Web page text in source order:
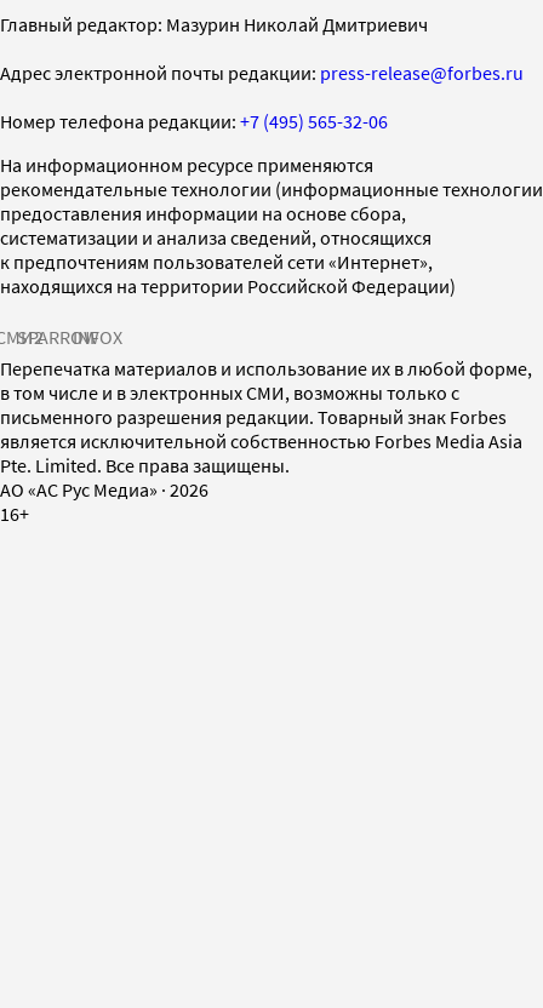
Главный редактор: Мазурин Николай Дмитриевич
Адрес электронной почты редакции: press-release@forbes.ru
Номер телефона редакции: +7 (495) 565-32-06
На информационном ресурсе применяются
рекомендательные технологии (информационные технологии
предоставления информации на основе сбора,
систематизации и анализа сведений, относящихся
к предпочтениям пользователей сети «Интернет»,
находящихся на территории Российской Федерации)
SPARROWINFOX
Перепечатка материалов и использование их в любой форме,
в том числе и в электронных СМИ, возможны только с
письменного разрешения редакции. Товарный знак Forbes
является исключительной собственностью Forbes Media Asia
Pte. Limited. Все права защищены.
AO «АС Рус Медиа» · 2026
16+